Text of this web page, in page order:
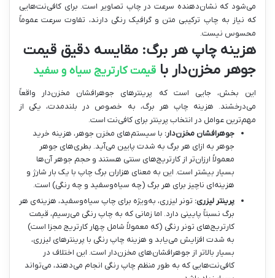
می‌شود که نشان‌دهنده سرعت در چاپ تصاویر است. برای کافی‌نت‌هایی
که نیاز به چاپ ترکیبی متن و گرافیک رنگی دارند، تفاوت سرعت عموماً
محسوس نیست.
هزینه چاپ هر برگ: مقایسه دقیق قیمت
جوهر مخزن‌دار با قیمت کارتریج سیاه و سفید
این بخش، جایی است که پرینترهای جوهرافشان مخزن‌دار واقعاً
می‌درخشند. هزینه چاپ هر برگ، به خصوص در بلندمدت، یکی از
مهم‌ترین عوامل در انتخاب پرینتر برای کافی‌نت است.
جوهرافشان مخزن‌دار: با سیستم‌های مخزن جوهر، هزینه خرید
جوهر به ازای هر برگ به شدت پایین می‌آید. بطری‌های جوهر
معمولاً ارزان‌تر از کارتریج‌های سنتی هستند و حجم جوهر آن‌ها
بسیار بیشتر است. این به معنای هزاران برگ چاپ با یک بار شارژ و
هزینه‌ای ناچیز برای هر برگ (چه سیاه‌وسفید و چه رنگی) است.
پرینتر لیزری: تونر لیزری، به‌ویژه برای چاپ سیاه‌وسفید، هزینه‌ی هر
برگ نسبتاً پایینی دارد. اما زمانی که به چاپ رنگی می‌رسیم، قیمت
کارتریج‌های تونر رنگی (که معمولاً شامل چهار کارتریج مجزا است)
به شدت افزایش می‌یابد و هزینه چاپ رنگی با پرینترهای لیزری،
بسیار بالاتر از جوهرافشان‌های مخزن‌دار است. این اختلاف در
کافی‌نت‌هایی که به طور منظم چاپ رنگی انجام می‌دهند، می‌تواند